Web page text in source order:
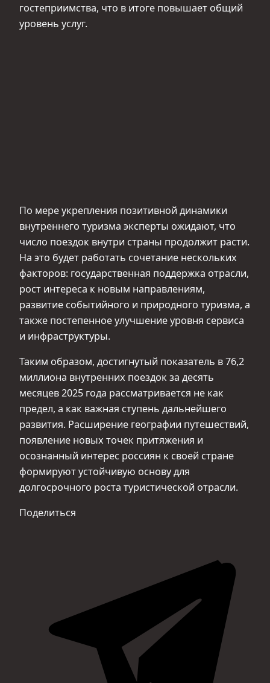
гостеприимства, что в итоге повышает общий
уровень услуг.
По мере укрепления позитивной динамики
внутреннего туризма эксперты ожидают, что
число поездок внутри страны продолжит расти.
На это будет работать сочетание нескольких
факторов: государственная поддержка отрасли,
рост интереса к новым направлениям,
развитие событийного и природного туризма, а
также постепенное улучшение уровня сервиса
и инфраструктуры.
Таким образом, достигнутый показатель в 76,2
миллиона внутренних поездок за десять
месяцев 2025 года рассматривается не как
предел, а как важная ступень дальнейшего
развития. Расширение географии путешествий,
появление новых точек притяжения и
осознанный интерес россиян к своей стране
формируют устойчивую основу для
долгосрочного роста туристической отрасли.
Поделиться